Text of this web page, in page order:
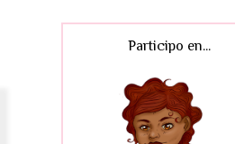
Participo en...